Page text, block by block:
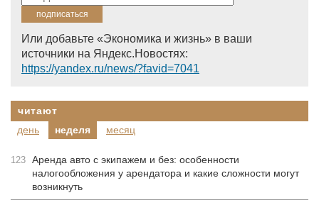
Или добавьте «Экономика и жизнь» в ваши
источники на Яндекс.Новостях:
https://yandex.ru/news/?favid=7041
читают
день
неделя месяц
123 Аренда авто с экипажем и без: особенности
налогообложения у арендатора и какие сложности могут
возникнуть